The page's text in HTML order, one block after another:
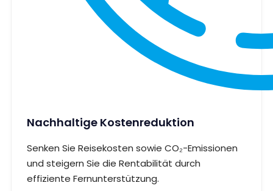
Nachhaltige Kostenreduktion
Senken Sie Reisekosten sowie CO₂-Emissionen
und steigern Sie die Rentabilität durch
effiziente Fernunterstützung.